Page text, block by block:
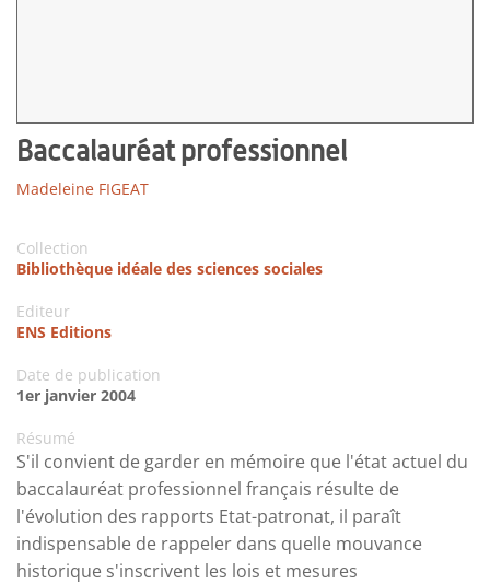
Baccalauréat professionnel
Madeleine FIGEAT
Collection
Bibliothèque idéale des sciences sociales
Editeur
ENS Editions
Date de publication
1er janvier 2004
Résumé
S'il convient de garder en mémoire que l'état actuel du
baccalauréat professionnel français résulte de
l'évolution des rapports Etat-patronat, il paraît
indispensable de rappeler dans quelle mouvance
historique s'inscrivent les lois et mesures